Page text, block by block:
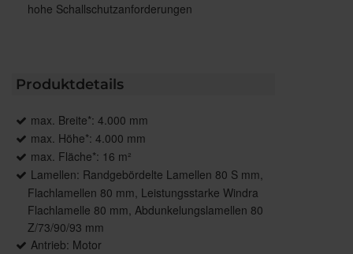
hohe Schallschutzanforderungen
Produktdetails
max. Breite*: 4.000 mm
max. Höhe*: 4.000 mm
max. Fläche*: 16 m²
Lamellen: Randgebördelte Lamellen 80 S mm,
Flachlamellen 80 mm, Leistungsstarke Windra
Flachlamelle 80 mm, Abdunkelungslamellen 80
Z/73/90/93 mm
Antrieb: Motor